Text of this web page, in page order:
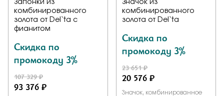
Запонки из
комбинированного
золота от Del`ta с
фианитом
Скидка по
промокоду 3%
107 329 ₽
93 376 ₽
Значок из
комбинированного
золота от Del`ta
Скидка по
промокоду 3%
23 651 ₽
20 576 ₽
Значок, комбинированное